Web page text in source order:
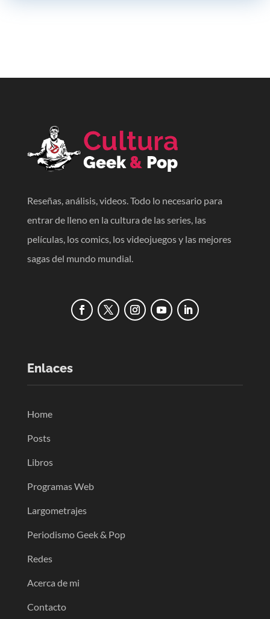
Reseñas, análisis, videos. Todo lo necesario para
entrar de lleno en la cultura de las series, las
películas, los comics, los videojuegos y las mejores
sagas del mundo mundial.
Enlaces
Home
Posts
Libros
Programas Web
Largometrajes
Periodismo Geek & Pop
Redes
Acerca de mi
Contacto